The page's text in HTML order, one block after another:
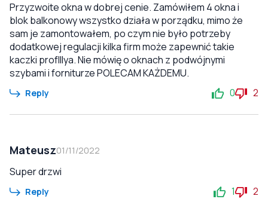
Przyzwoite okna w dobrej cenie. Zamówiłem 4 okna i
blok balkonowy wszystko działa w porządku, mimo że
sam je zamontowałem, po czym nie było potrzeby
dodatkowej regulacji kilka firm może zapewnić takie
kaczki profIllya. Nie mówię o oknach z podwójnymi
szybami i forniturze POLECAM KAŻDEMU.
Reply 0 2
Mateusz01/11/2022
Super drzwi
Reply 1 2